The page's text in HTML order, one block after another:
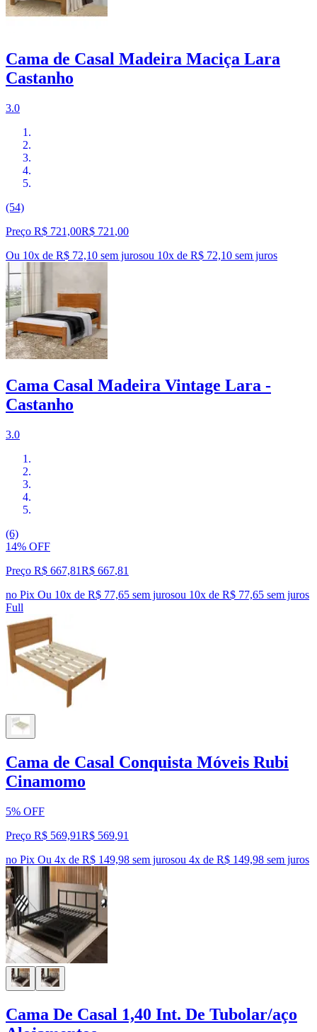
Cama de Casal Madeira Maciça Lara
Castanho
3.0
(54)
Preço R$ 721,00R$ 721 ,00
Ou 10x de R$ 72,10 sem jurosou 10x de R$ 72,10 sem juros
Cama Casal Madeira Vintage Lara -
Castanho
3.0
(6)
14% OFF
Preço R$ 667,81R$ 667,81
no Pix Ou 10x de R$ 77,65 sem jurosou 10x de R$ 77,65 sem juros
Full
Cama de Casal Conquista Móveis Rubi
Cinamomo
5% OFF
Preço R$ 569,91R$ 569,91
no Pix Ou 4x de R$ 149,98 sem jurosou 4x de R$ 149,98 sem juros
Cama De Casal 1,40 Int. De Tubolar/aço